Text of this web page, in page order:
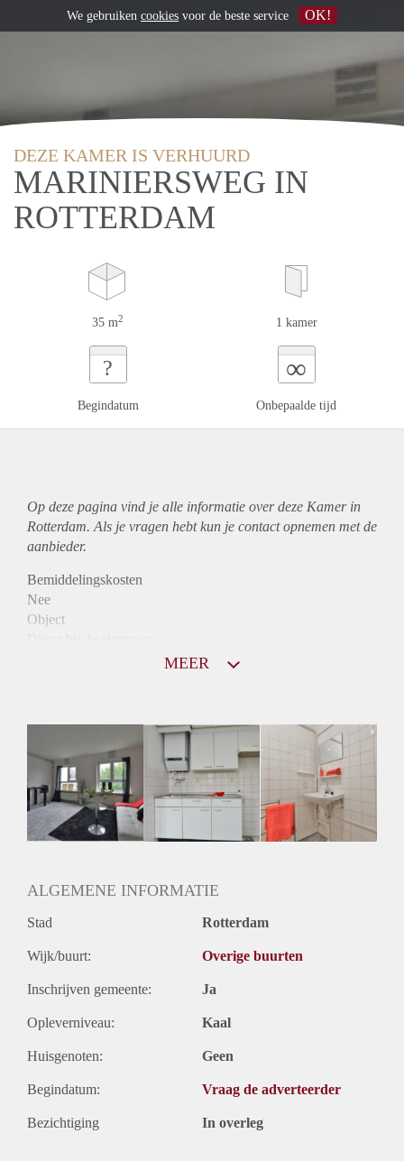
DEZE KAMER IS VERHUURD
MARINIERSWEG IN
ROTTERDAM
35 m2 1 kamer
?
Begindatum
∞
Onbepaalde tijd
Op deze pagina vind je alle informatie over deze Kamer in
Rotterdam. Als je vragen hebt kun je contact opnemen met de
aanbieder.
Bemiddelingskosten
Nee
Object
Mogelijk
Inkomen eis
2,8 X Maandhuur Bruto
Huurtermijn
Onbepaalde termijn
MEER
ALGEMENE INFORMATIE
Stad Rotterdam
Wijk/buurt: Overige buurten
Inschrijven gemeente: Ja
Opleverniveau: Kaal
Huisgenoten: Geen
Begindatum: Vraag de adverteerder
Bezichtiging In overleg
We gebruiken cookies voor de beste service OK!